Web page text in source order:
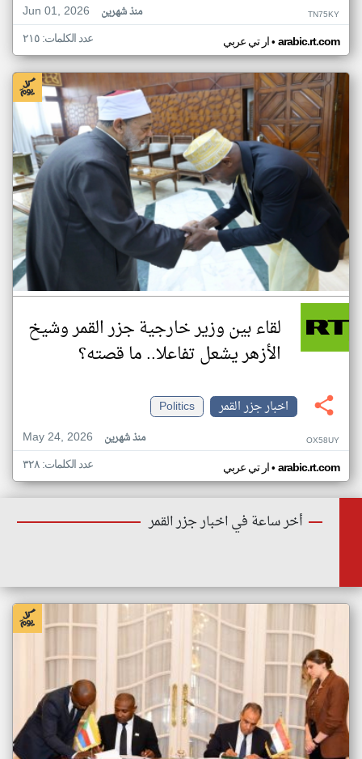
Jun 01, 2026
منذ شهرين TN75KY
ار تي عربي• arabic.rt.com عدد الكلمات: ٢١٥
لقاء بين وزير خارجية جزر القمر وشيخ
الأزهر يشعل تفاعلا.. ما قصته؟
اخبار جزر القمر
Politics
May 24, 2026
منذ شهرين OX58UY
ار تي عربي• arabic.rt.com عدد الكلمات: ٣٢٨
أخر ساعة في اخبار جزر القمر